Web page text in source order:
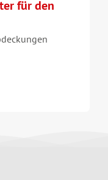
für den